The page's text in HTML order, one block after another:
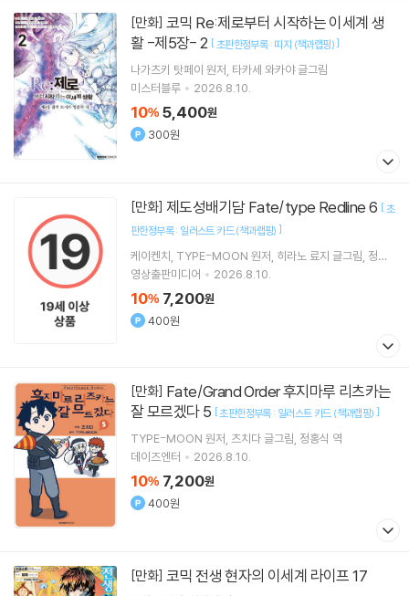
[만화]
활 -제5장- 2 [초판한정부록 : 띠지 (책과랩핑)]
나가츠키 탓페이 원저 타카세 와카야글그림
미스터블루
2026.8.10.
10% 5,400원
300원
[만화] 제도성배기담 Fate/type Redline 6 [초
판한정부록 : 일러스트 카드 (책과랩핑) ]
케이켄치 TYPE-MOON 원저 히라노 료지 글그림 정홍
식역
영상출판미디어 2026.8.10.
10% 7,200원
400원
[만화]
잘 모르겠다 5 [초판한정부록 : 일러스트 카드 (책과랩핑) ]
TYPE-MOON 원저 츠치다글그림 정홍식 역
데이즈엔터
2026.8.10.
10% 7,200원
400원
[만화] 코믹 전생 현자의 이세계 라이프 17